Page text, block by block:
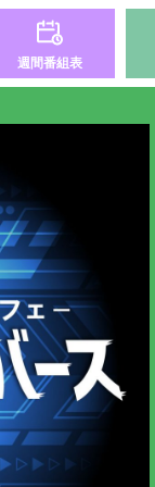
週間番組表